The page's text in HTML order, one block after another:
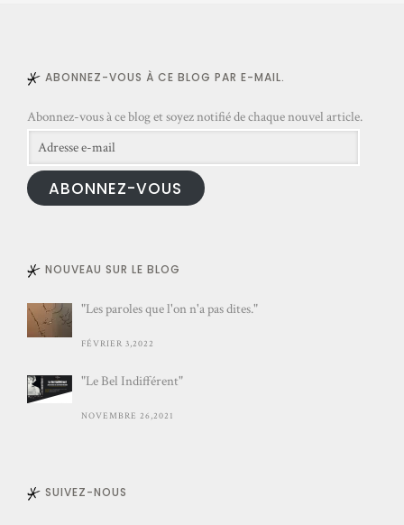
l
ABONNEZ-VOUS À CE BLOG PAR E-MAIL.
Abonnez-vous à ce blog et soyez notifié de chaque nouvel article.
Adresse
e-
mail ABONNEZ-VOUS
NOUVEAU SUR LE BLOG
"Les paroles que l'on n'a pas dites."
FÉVRIER 3,2022
"Le Bel Indifférent"
NOVEMBRE 26,2021
SUIVEZ-NOUS